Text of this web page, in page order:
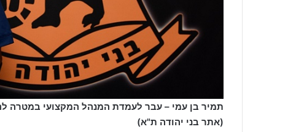
תמיר בן עמי – עבר לעמדת המנהל המקצועי במטרה
(אתר בני יהודה ת"א)